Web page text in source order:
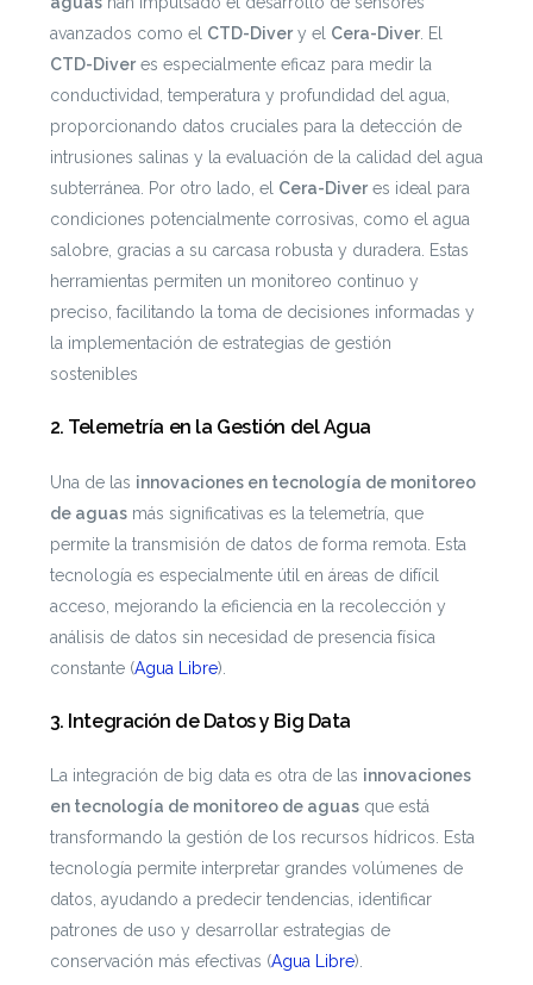
avanzados como el CTD-Divery el Cera-Diver. El
CTD-Diveres especialmente eficaz para medir la
conductividad, temperatura y profundidad del agua,
proporcionando datos cruciales para la detección de
intrusiones salinas y la evaluación de la calidad del agua
subterránea. Por otro lado, el Cera-Diveres ideal para
condiciones potencialmente corrosivas, como el agua
salobre, gracias a su carcasa robusta y duradera. Estas
herramientas permiten un monitoreo continuo y
preciso, facilitando la toma de decisiones informadas y
la implementación de estrategias de gestión
sostenibles
2. Telemetría en la Gestión del Agua
Una de las innovaciones en tecnología de monitoreo
de aguasmás significativas es la telemetría, que
permite la transmisión de datos de forma remota. Esta
tecnología es especialmente útil en áreas de difícil
acceso, mejorando la eficiencia en la recolección y
análisis de datos sin necesidad de presencia física
constante​ (Agua Libre)​.
3. Integración de Datos y Big Data
La integración de big data es otra de las innovaciones
en tecnología de monitoreo de aguasque está
transformando la gestión de los recursos hídricos. Esta
tecnología permite interpretar grandes volúmenes de
datos, ayudando a predecir tendencias, identificar
patrones de uso y desarrollar estrategias de
conservación más efectivas​ (Agua Libre)​.